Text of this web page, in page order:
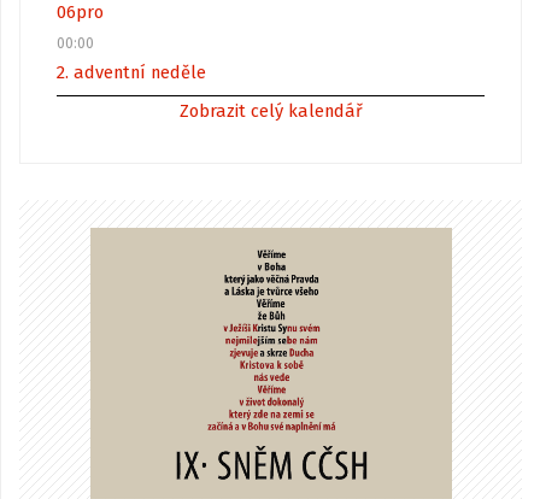
06pro
00:00
2. adventní neděle
Zobrazit celý kalendář